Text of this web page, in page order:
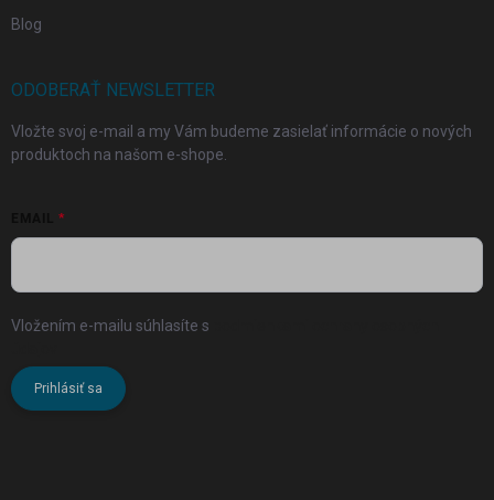
Blog
ODOBERAŤ NEWSLETTER
Vložte svoj e-mail a my Vám budeme zasielať informácie o nových
produktoch na našom e-shope.
Vložením e-mailu súhlasíte s
Prihlásiť sa